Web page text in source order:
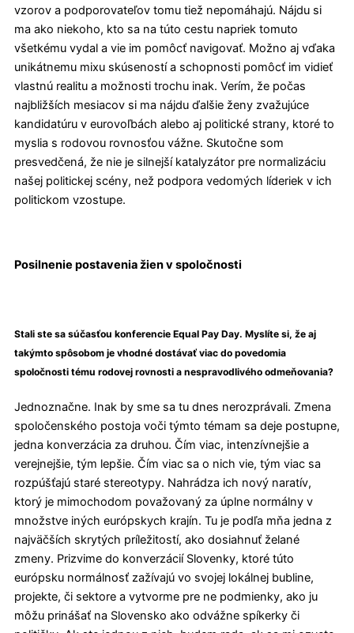
vzorov a podporovateľov tomu tiež nepomáhajú. Nájdu si
ma ako niekoho, kto sa na túto cestu napriek tomuto
všetkému vydal a vie im pomôcť navigovať. Možno aj vďaka
unikátnemu mixu skúseností a schopnosti pomôcť im vidieť
vlastnú realitu a možnosti trochu inak. Verím, že počas
najbližších mesiacov si ma nájdu ďalšie ženy zvažujúce
kandidatúru v eurovoľbách alebo aj politické strany, ktoré to
myslia s rodovou rovnosťou vážne. Skutočne som
presvedčená, že nie je silnejší katalyzátor pre normalizáciu
našej politickej scény, než podpora vedomých líderiek v ich
politickom vzostupe.
Posilnenie postavenia žien v spoločnosti
Stali ste sa súčasťou konferencie Equal Pay Day. Myslíte si, že aj
takýmto spôsobom je vhodné dostávať viac do povedomia
spoločnosti tému rodovej rovnosti a nespravodlivého odmeňovania?
Jednoznačne. Inak by sme sa tu dnes nerozprávali. Zmena
spoločenského postoja voči týmto témam sa deje postupne,
jedna konverzácia za druhou. Čím viac, intenzívnejšie a
verejnejšie, tým lepšie. Čím viac sa o nich vie, tým viac sa
rozpúšťajú staré stereotypy. Nahrádza ich nový naratív,
ktorý je mimochodom považovaný za úplne normálny v
množstve iných európskych krajín. Tu je podľa mňa jedna z
najväčších skrytých príležitostí, ako dosiahnuť želané
zmeny. Prizvime do konverzácií Slovenky, ktoré túto
európsku normálnosť zažívajú vo svojej lokálnej bubline,
projekte, či sektore a vytvorme pre ne podmienky, ako ju
môžu prinášať na Slovensko ako odvážne spíkerky či